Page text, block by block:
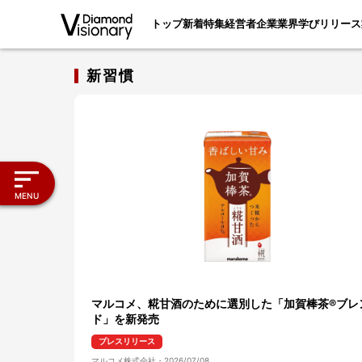
トップ新着特集経営者企業業界学びリリース
MENU
新習慣
マルコメ、糀甘酒のために選別した「加賀棒茶®ブレ
ド」を新発売
プレスリリース